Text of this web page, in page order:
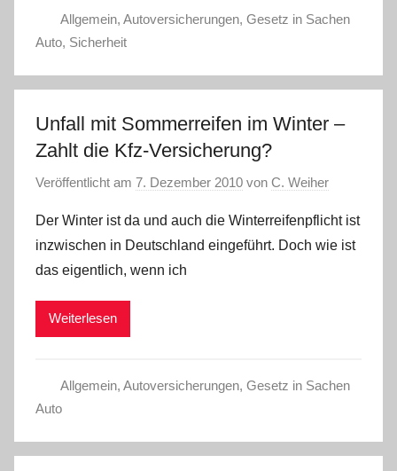
Allgemein, Autoversicherungen, Gesetz in Sachen
Auto, Sicherheit
Unfall mit Sommerreifen im Winter –
Zahlt die Kfz-Versicherung?
Veröffentlicht am 7. Dezember 2010 von C. Weiher
Der Winter ist da und auch die Winterreifenpflicht ist
inzwischen in Deutschland eingeführt. Doch wie ist
das eigentlich, wenn ich
Weiterlesen
Allgemein, Autoversicherungen, Gesetz in Sachen
Auto